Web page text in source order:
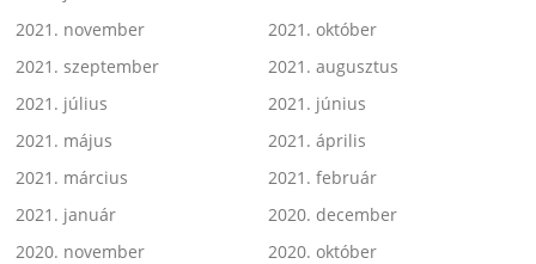
2021. november
2021. október
2021. szeptember
2021. augusztus
2021. július
2021. június
2021. május
2021. április
2021. március
2021. február
2021. január
2020. december
2020. november
2020. október